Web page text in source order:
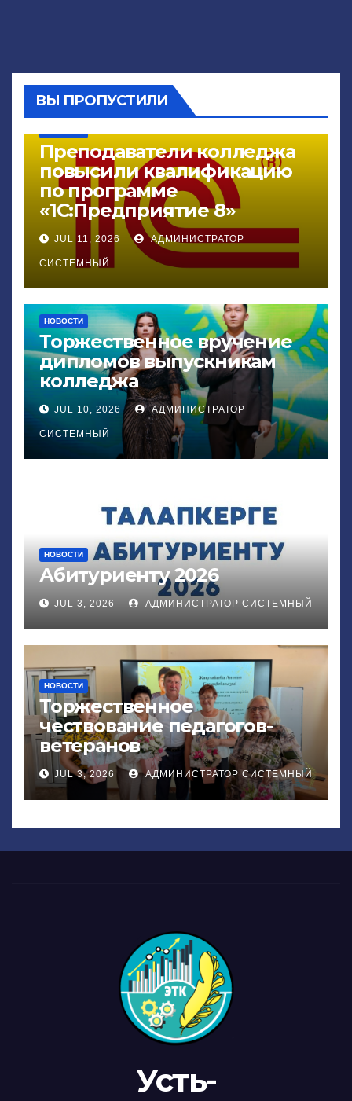
ВЫ ПРОПУСТИЛИ
Преподаватели колледжа
повысили квалификацию
по программе
«1С:Предприятие 8»
JUL 11, 2026 АДМИНИСТРАТОР
СИСТЕМНЫЙ
НОВОСТИ
Торжественное вручение
дипломов выпускникам
колледжа
JUL 10, 2026 АДМИНИСТРАТОР
СИСТЕМНЫЙ
НОВОСТИ
Абитуриенту 2026
JUL 3, 2026 АДМИНИСТРАТОР СИСТЕМНЫЙ
НОВОСТИ
Торжественное
чествование педагогов-
ветеранов
JUL 3, 2026 АДМИНИСТРАТОР СИСТЕМНЫЙ
Усть-